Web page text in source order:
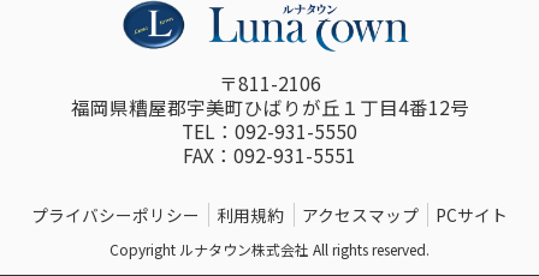
〒811-2106
福岡県糟屋郡宇美町ひばりが丘１丁目4番12号
TEL：092-931-5550
FAX：092-931-5551
プライバシーポリシー 利用規約 アクセスマップ PCサイト
Copyright ルナタウン株式会社 All rights reserved.